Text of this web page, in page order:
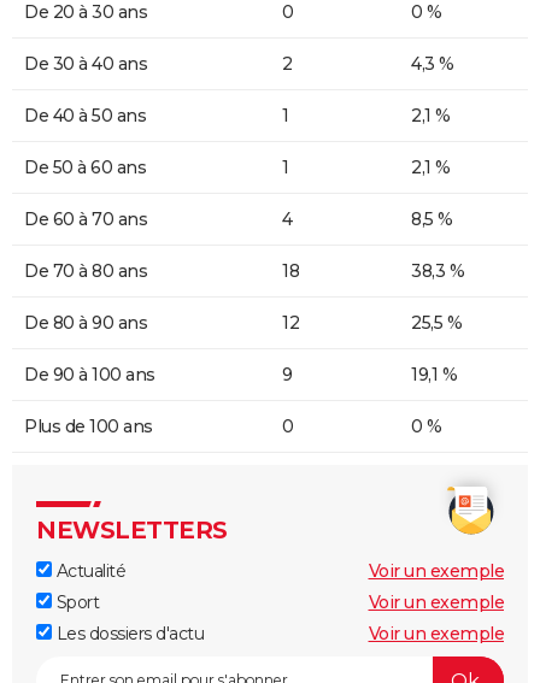
De 20 à 30 ans 0 0 %
De 30 à 40 ans 2 4,3 %
De 40 à 50 ans 1 2,1 %
De 50 à 60 ans 1 2,1 %
De 60 à 70 ans 4 8,5 %
De 70 à 80 ans 18 38,3 %
De 80 à 90 ans 12 25,5 %
De 90 à 100 ans 9 19,1 %
Plus de 100 ans 0 0 %
NEWSLETTERS
Actualité
Voir un exemple
Sport
Voir un exemple
Les dossiers d'actu
Voir un exemple